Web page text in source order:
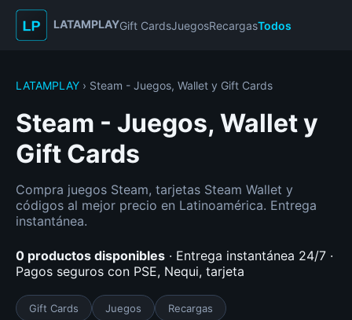
LATAMPLAYGift CardsJuegosRecargasTodos
LATAMPLAY › Steam - Juegos, Wallet y Gift Cards
Steam - Juegos, Wallet y
Gift Cards
Compra juegos Steam, tarjetas Steam Wallet y
códigos al mejor precio en Latinoamérica. Entrega
instantánea.
0 productos disponibles · Entrega instantánea 24/7 ·
Pagos seguros con PSE, Nequi, tarjeta
Gift Cards Juegos Recargas